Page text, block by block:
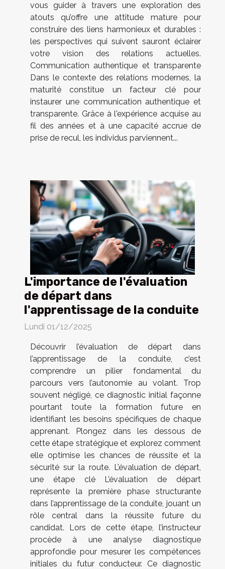
vous guider à travers une exploration des
atouts qu’offre une attitude mature pour
construire des liens harmonieux et durables :
les perspectives qui suivent sauront éclairer
votre vision des relations actuelles.
Communication authentique et transparente
Dans le contexte des relations modernes, la
maturité constitue un facteur clé pour
instaurer une communication authentique et
transparente. Grâce à l'expérience acquise au
fil des années et à une capacité accrue de
prise de recul, les individus parviennent...
L'importance de l'évaluation
de départ dans
l'apprentissage de la conduite
Lundi 01/12/2025
Découvrir l’évaluation de départ dans
l’apprentissage de la conduite, c’est
comprendre un pilier fondamental du
parcours vers l’autonomie au volant. Trop
souvent négligé, ce diagnostic initial façonne
pourtant toute la formation future en
identifiant les besoins spécifiques de chaque
apprenant. Plongez dans les dessous de
cette étape stratégique et explorez comment
elle optimise les chances de réussite et la
sécurité sur la route. L’évaluation de départ,
une étape clé L’évaluation de départ
représente la première phase structurante
dans l’apprentissage de la conduite, jouant un
rôle central dans la réussite future du
candidat. Lors de cette étape, l’instructeur
procède à une analyse diagnostique
approfondie pour mesurer les compétences
initiales du futur conducteur. Ce diagnostic